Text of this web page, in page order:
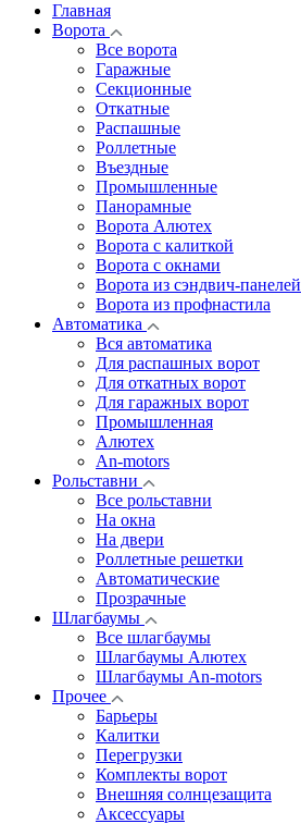
Главная
Ворота
Все ворота
Гаражные
Секционные
Откатные
Распашные
Роллетные
Въездные
Промышленные
Панорамные
Ворота Алютех
Ворота с калиткой
Ворота c окнами
Ворота из сэндвич-панелей
Ворота из профнастила
Автоматика
Вся автоматика
Для распашных ворот
Для откатных ворот
Для гаражных ворот
Промышленная
Алютех
An-motors
Рольставни
Все рольставни
На окна
На двери
Роллетные решетки
Автоматические
Прозрачные
Шлагбаумы
Все шлагбаумы
Шлагбаумы Алютех
Шлагбаумы An-motors
Прочее
Барьеры
Калитки
Перегрузки
Комплекты ворот
Внешняя солнцезащита
Аксессуары